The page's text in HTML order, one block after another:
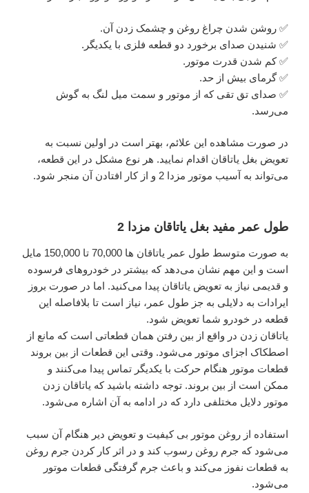
✅ روشن شدن چراغ روغن و چشمک زدن آن.
✅ شنیدن صدای برخورد دو قطعه فلزی با یکدیگر.
✅ کم شدن قدرت موتور.
✅ گرمای بیش از حد.
✅ صدای تق تقی که از موتور و سمت میل لنگ به گوش
می‌رسد.
در صورت مشاهده این علائم، بهتر است در اولین نسبت به
تعویض بغل یاتاقان اقدام نمایید. هر نوع مشکل در این قطعه،
می‌تواند به آسیب موتور مزدا 2 و از کار افتادن آن منجر شود.
طول عمر مفید بغل یاتاقان مزدا 2
به صورت متوسط طول عمر یاتاقان ‌ها 70,000 تا 150,000 مایل
است و این مهم نشان می‌دهد که بیشتر در خودروهای فرسوده
و قدیمی نیاز به تعویض یاتاقان پیدا می‌کنید. اما در صورت بروز
ایرادات به دلایلی به جز طول عمر، نیاز است تا بلافاصله این
قطعه در خودرو شما تعویض شود.
یاتاقان زدن در واقع از بین رفتن همان قطعاتی است که مانع از
اصطکاک اجزای موتور می‌شود. وقتی این قطعات از بین بروند
قطعات موتور هنگام حرکت با یکدیگر تماس پیدا می‌کنند و
ممکن است از بین بروند. توجه داشته باشید که یاتاقان زدن
موتور دلایل مختلفی دارد که در ادامه به آن اشاره می‌شود.
استفاده از روغن‌ موتور بی کیفیت و تعویض دیر هنگام آن سبب
می‌شود که جرم روغن رسوب کند و در اثر کار کردن جرم روغن
به قطعات نفوز می‌کند و باعث جرم گرفتگی قطعات موتور
می‌شود.